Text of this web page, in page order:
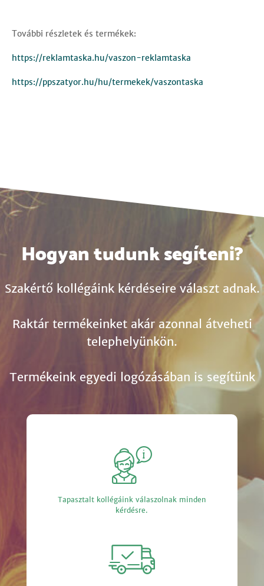
További részletek és termékek:
https://reklamtaska.hu/vaszon-reklamtaska
https://ppszatyor.hu/hu/termekek/vaszontaska
Hogyan tudunk segíteni?
Szakértő kollégáink kérdéseire választ adnak.
Raktár termékeinket akár azonnal átveheti
telephelyünkön.
Termékeink egyedi logózásában is segítünk
Tapasztalt kollégáink válaszolnak minden
kérdésre.